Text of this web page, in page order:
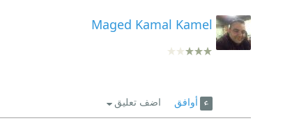
Maged Kamal Kamel
أوافق اضف تعليق